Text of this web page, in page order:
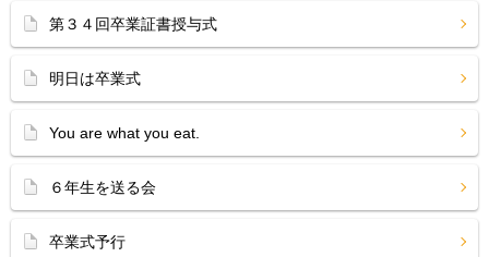
第３４回卒業証書授与式
明日は卒業式
You are what you eat.
６年生を送る会
卒業式予行